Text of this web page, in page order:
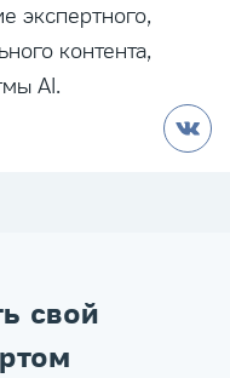
экспертного,
контента,
AI.
свой